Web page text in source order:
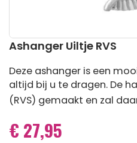
Ga
het
begin
van
de
afbeeldingen-
Ashanger Uiltje RVS
Deze ashanger is een
altijd bij u te dragen. De
(RVS) gemaakt en zal
€ 27,95